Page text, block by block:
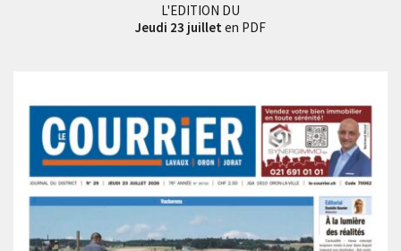
L'EDITION DU
Jeudi 23 juillet en PDF